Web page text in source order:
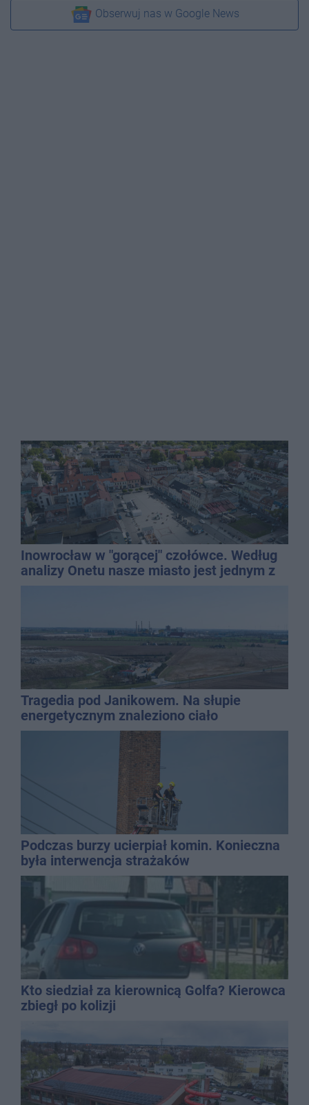
Obserwuj nas w Google News
Inowrocław w "gorącej" czołówce. Według
analizy Onetu nasze miasto jest jednym z
Tragedia pod Janikowem. Na słupie
energetycznym znaleziono ciało
mężczyzny
Podczas burzy ucierpiał komin. Konieczna
była interwencja strażaków
Kto siedział za kierownicą Golfa? Kierowca
zbiegł po kolizji